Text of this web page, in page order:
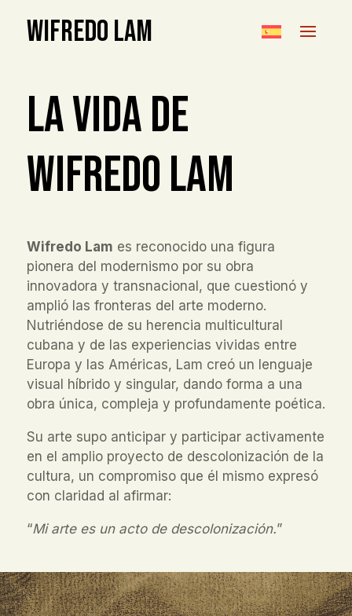
WIFREDO LAM
La vida de
Wifredo Lam
Wifredo Lam es reconocido una figura
pionera del modernismo por su obra
innovadora y transnacional, que cuestionó y
amplió las fronteras del arte moderno.
Nutriéndose de su herencia multicultural
cubana y de las experiencias vividas entre
Europa y las Américas, Lam creó un lenguaje
visual híbrido y singular, dando forma a una
obra única, compleja y profundamente poética.
Su arte supo anticipar y participar activamente
en el amplio proyecto de descolonización de la
cultura, un compromiso que él mismo expresó
con claridad al afirmar:
“Mi arte es un acto de descolonización.”